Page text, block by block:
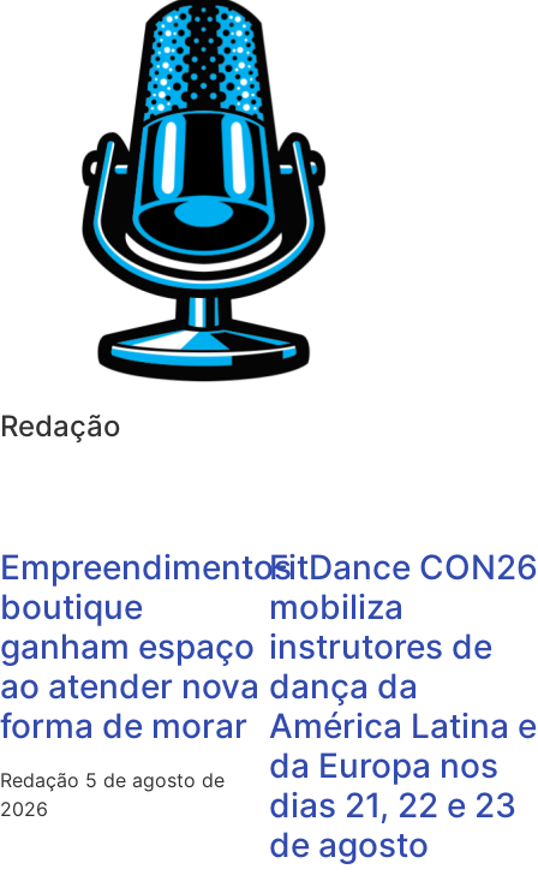
Redação
Empreendimentos
boutique
ganham espaço
ao atender nova
forma de morar
Redação 5 de agosto de
2026
FitDance CON26
mobiliza
instrutores de
dança da
América Latina e
da Europa nos
dias 21, 22 e 23
de agosto